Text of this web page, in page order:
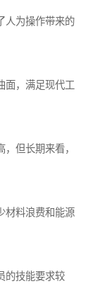
人为操作带来的
面，满足现代工
但长期来看，
材料浪费和能源
的技能要求较